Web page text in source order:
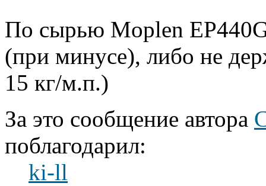
По сырью Moplen EP440G
(при минусе), либо не
15 кг/м.п.)
За это сообщение автора
поблагодарил:
ki-ll